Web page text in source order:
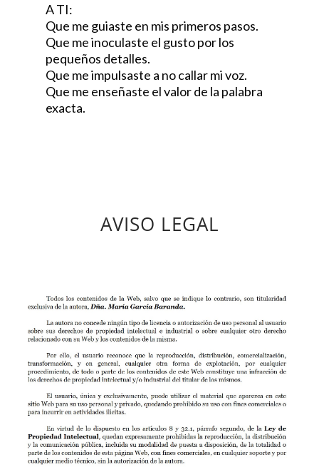
A TI:
Que me guiaste en mis primeros pasos.
Que me inoculaste el gusto por los
pequeños detalles.
Que me impulsaste a no callar mi voz.
Que me enseñaste el valor de la palabra
exacta.
AVISO LEGAL